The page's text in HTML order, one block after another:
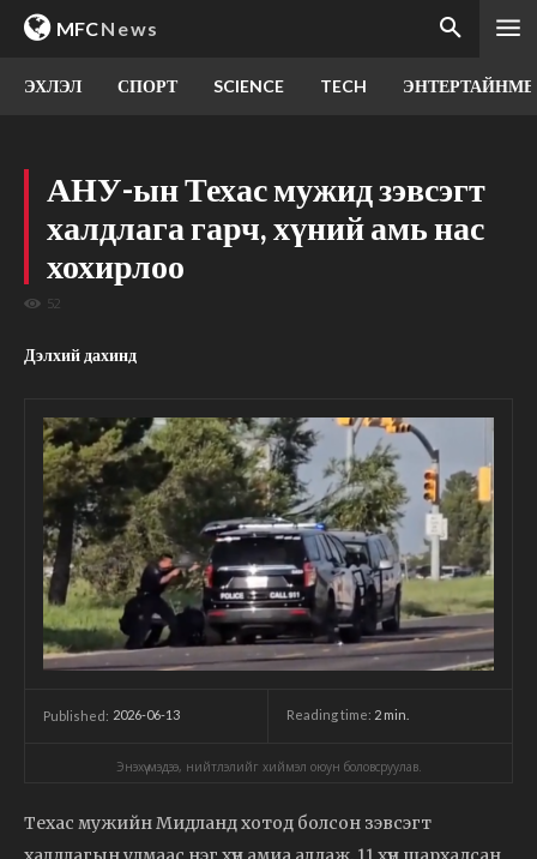
MFCNews
ЭХЛЭЛ СПОРТ SCIENCE TECH
АНУ-ын Техас мужид зэвсэгт
халдлага гарч, хүний амь нас
хохирлоо
52
Дэлхий дахинд
Published: 2026-06-13 Reading time: 2 min.
Энэхүү мэдээ, нийтлэлийг хиймэл оюун боловсруулав.
Техас мужийн Мидланд хотод болсон зэвсэгт